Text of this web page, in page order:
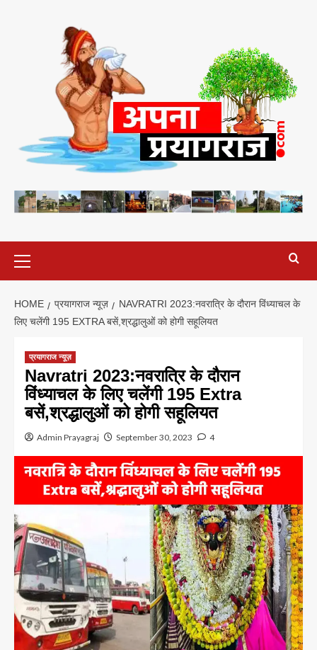
Menu
HOME प्रयागराज न्यूज़
NAVRATRI 2023:नवरात्रि के दौरान विंध्याचल के
लिए चलेंगी 195 EXTRA बसें,श्रद्धालुओं को होगी सहूलियत
प्रयागराज न्यूज़
Navratri 2023:नवरात्रि के दौरान
विंध्याचल के लिए चलेंगी 195 Extra
बसें,श्रद्धालुओं को होगी सहूलियत
Admin Prayagraj September 30, 2023 4